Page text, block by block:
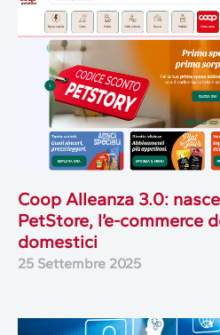
Coop Alleanza 3.0:
PetStore, l’e-commerce
domestici
25 Settembre 2025